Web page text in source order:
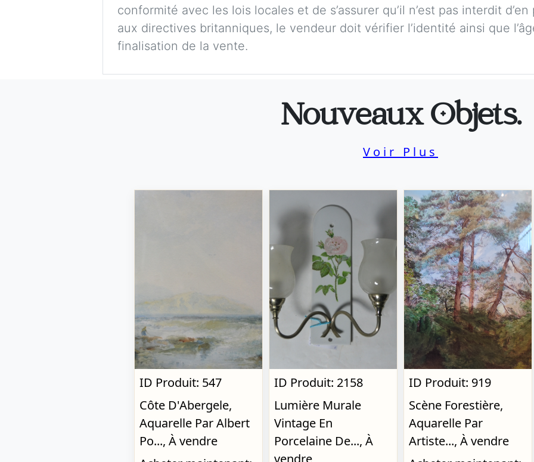
conformité avec les lois locales et de s’assurer qu’il n’est pas interdit
aux directives britanniques, le vendeur doit vérifier l’identité ainsi que
finalisation de la vente.
Nouveaux Objets.
Voir Plus
ID Produit: 547
Côte D'Abergele,
Aquarelle Par Albert
Po..., À vendre
ID Produit: 2158
Lumière Murale
Vintage En
Porcelaine De..., À
vendre
ID Produit: 919
Scène Forestière,
Aquarelle Par
Artiste..., À vendre